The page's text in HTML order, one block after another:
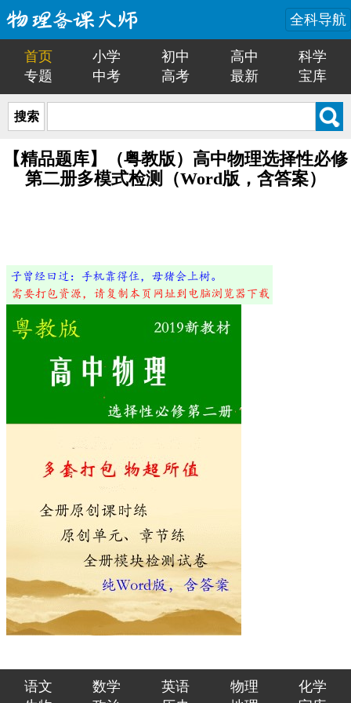
全科导航
首页 小学 初中 高中
科学
专题
中考 高考 最新 宝库
搜索
【精品题库】（粤教版）高中物理选择性必修
第二册多模式检测（Word版，含答案）
语文 数学 英语 物理
化学